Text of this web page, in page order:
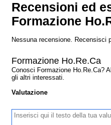
Recensioni ed
Formazione
Nessuna recensione. Recensisci
Formazione Ho.Re.Ca
Conosci Formazione Ho.Re.Ca?
gli altri interessati.
Valutazione